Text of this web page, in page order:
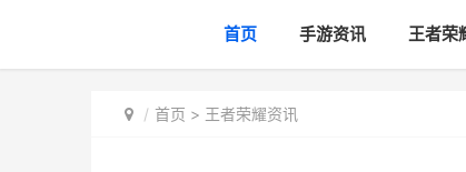
首页 手游资讯 王者荣
首页 > 王者荣耀资讯